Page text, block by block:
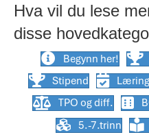
Hva vil du lese
disse
Begynn her!
Stipend
TPO og diff.
5.-7.trinn